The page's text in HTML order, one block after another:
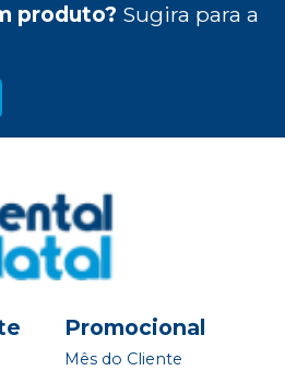
produto? Sugira para a
Promocional
Mês do Cliente